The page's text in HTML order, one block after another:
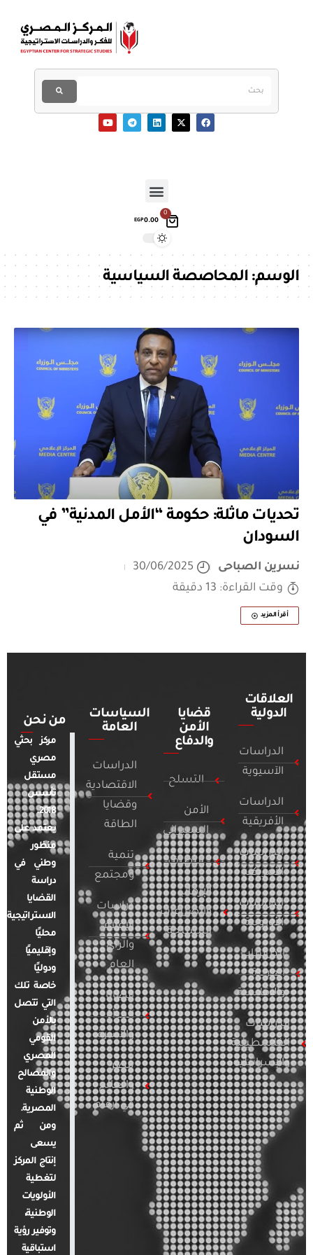
0
EGP0.00
الوسم:المحاصصة السياسية
تحديات ماثلة: حكومة “الأمل المدنية” في
السودان
نسرين الصباحى
30/06/2025
وقت القراءة: 13 دقيقة
أقرأ المزيد
العلاقات
الدولية
الدراسات
الآسيوية
الدراسات
الأفريقية
الدراسات
الأمريكية
الدراسات
الأوروبية
الدراسات
العربية
والإقليمية
الدراسات
الفلسطينية
والإسرائيلية
قضايا
الأمن
والدفاع
التسلح
الأمن
السيبراني
التطرف
الإرهاب
والصراعات
المسلحة
السياسات
العامة
الدراسات
الاقتصادية
وقضايا
الطاقة
تنمية
ومجتمع
دراسات
الإعلام
والرأي
العام
قضايا
المرأة
والأسرة
مصر
والعالم
في أرقام
من نحن
مركز بحثي
مصري
مستقل
تأسس
2018.
يعتمد على
منظور
وطني في
دراسة
القضايا
الاستراتيجية
محليًا
وإقليميًا
ودوليًا
خاصة تلك
التي تتصل
بالأمن
القومي
المصري
والمصالح
الوطنية
المصرية.
ومن ثم
يسعى
إنتاج المركز
لتغطية
الأولويات
الوطنية،
وتوفير رؤية
استباقية